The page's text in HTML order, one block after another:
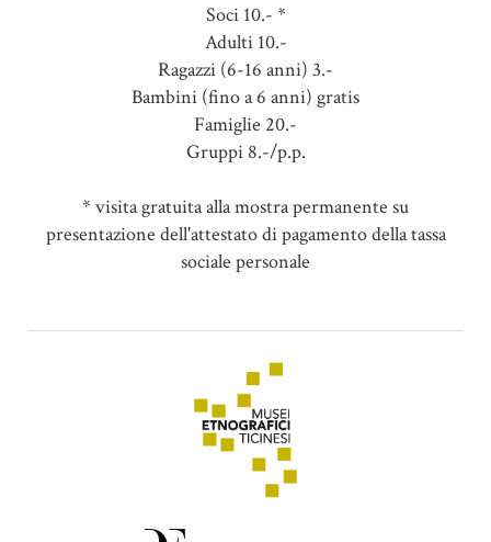
Soci 10.- *
Adulti 10.-
Ragazzi (6-16 anni) 3.-
Bambini (fino a 6 anni) gratis
Famiglie 20.-
Gruppi 8.-/p.p.
* visita gratuita alla mostra permanente su
presentazione dell'attestato di pagamento della tassa
sociale personale